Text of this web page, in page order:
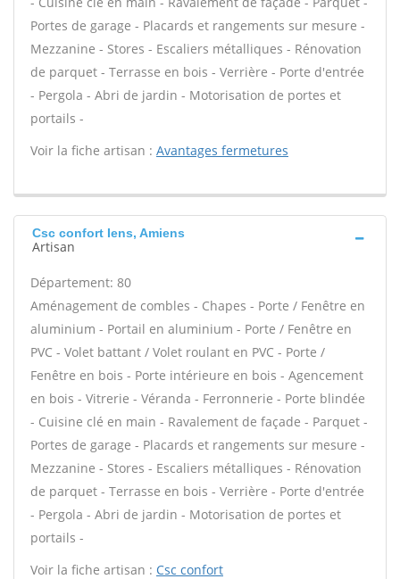
Portes de garage - Placards et rangements sur mesure -
Mezzanine - Stores - Escaliers métalliques - Rénovation
de parquet - Terrasse en bois - Verrière - Porte d'entrée
- Pergola - Abri de jardin - Motorisation de portes et
portails -
Voir la fiche artisan : Avantages fermetures
Csc confort Iens, Amiens
Artisan
Département: 80
Aménagement de combles - Chapes - Porte / Fenêtre en
aluminium - Portail en aluminium - Porte / Fenêtre en
PVC - Volet battant / Volet roulant en PVC - Porte /
Fenêtre en bois - Porte intérieure en bois - Agencement
en bois - Vitrerie - Véranda - Ferronnerie - Porte blindée
- Cuisine clé en main - Ravalement de façade - Parquet -
Portes de garage - Placards et rangements sur mesure -
Mezzanine - Stores - Escaliers métalliques - Rénovation
de parquet - Terrasse en bois - Verrière - Porte d'entrée
- Pergola - Abri de jardin - Motorisation de portes et
portails -
Voir la fiche artisan : Csc confort